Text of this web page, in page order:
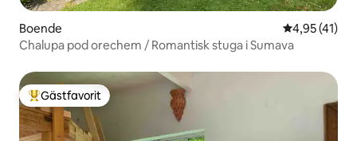
Boende 4,95 av 5 i
4,95 (41)
Chalupa pod orechem / Romantisk stuga i Sumava
Populär gästfavorit
Gästfavorit